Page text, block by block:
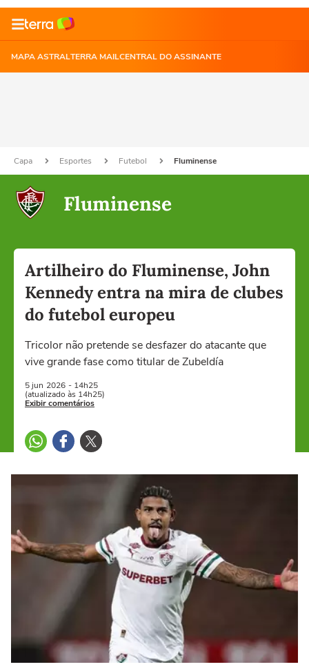
MAPA ASTRALTERRA MAILCENTRAL DO ASSINANTE
Capa Esportes Futebol Fluminense
Fluminense
Artilheiro do Fluminense, John
Kennedy entra na mira de clubes
do futebol europeu
Tricolor não pretende se desfazer do atacante que
vive grande fase como titular de Zubeldía
5 jun 2026 - 14h25
(atualizado às 14h25)
Exibir comentários